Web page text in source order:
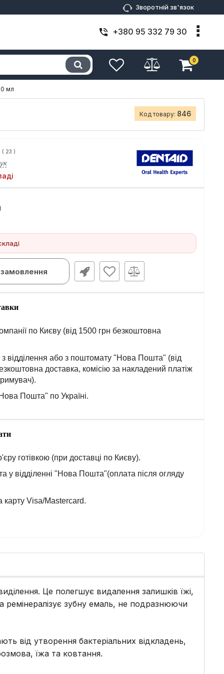
Зворотній зв'язок
+380 95 332 79 30
0
мл
Код товару: 846
( 23 )
по Києву (від 1500 грн безкоштовна
відділення або з поштомату "Нова Пошта" (від
доставка, комісію за накладений платіж
Пошта" по Україні.
готівкою (при доставці по Києву).
у відділенні "Нова Пошта"(оплата після огляду
карту Visa/Mastercard.
Це полегшує видалення залишків їжі,
зубну емаль, не подразнюючи
від утворення бактеріальних відкладень,
їжа та ковтання.